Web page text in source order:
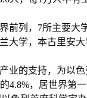
前列，7所主要大
大学，本古里安
业的支持，为以
，居世界第一